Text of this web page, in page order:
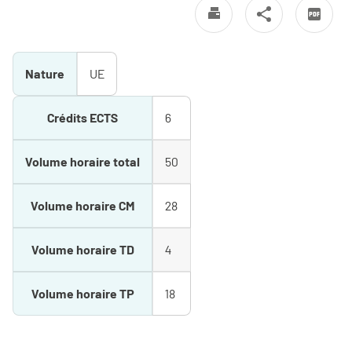
Nature UE
Crédits ECTS 6
Volume horaire total 50
Volume horaire CM 28
Volume horaire TD 4
Volume horaire TP 18